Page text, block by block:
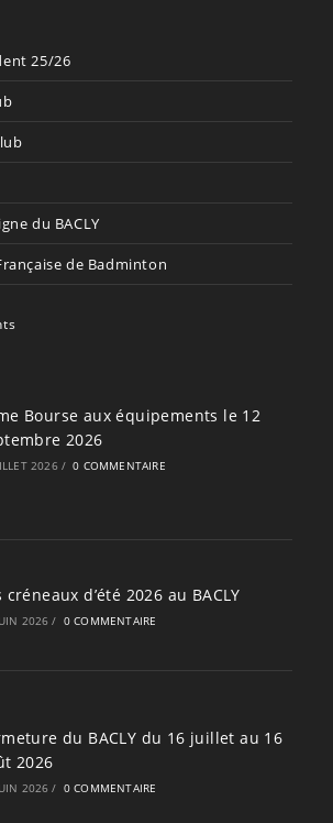
25/26
du BACLY
de Badminton
Bourse aux équipements le 12
2026
2026 / 0 COMMENTAIRE
créneaux d’été 2026 au BACLY
2026 / 0 COMMENTAIRE
du BACLY du 16 juillet au 16
2026
2026 / 0 COMMENTAIRE